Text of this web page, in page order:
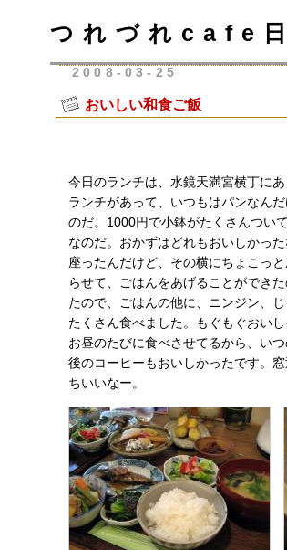
つれづれcafe
2008-03-25
おいしい和食ご飯
今日のランチは、水鏡天満宮横丁に
ランチがあって、いつもはパンなん
のだ。1000円で小鉢がたくさんつい
なのだ。おかずはどれもおいしかっ
座ったんだけど、その横にちょこっ
らせて、ごはんをあげることができ
たので、ごはんの他に、ニンジン、
たくさん食べました。もぐもぐおい
お昼のたびに食べさせてるから、い
後のコーヒーもおいしかったです。
ちいいなー。